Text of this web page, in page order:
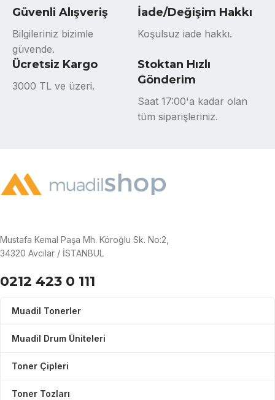
Güvenli Alışveriş
Bilgileriniz bizimle
güvende.
İade/Değişim Hakkı
Koşulsuz iade hakkı.
Ücretsiz Kargo
3000 TL ve üzeri.
Stoktan Hızlı
Gönderim
Saat 17:00'a kadar olan
tüm siparişleriniz.
Mustafa Kemal Paşa Mh. Köroğlu Sk. No:2,
34320 Avcılar / İSTANBUL
0212 423 0 111
Muadil Tonerler
Muadil Drum Üniteleri
Toner Çipleri
Toner Tozları